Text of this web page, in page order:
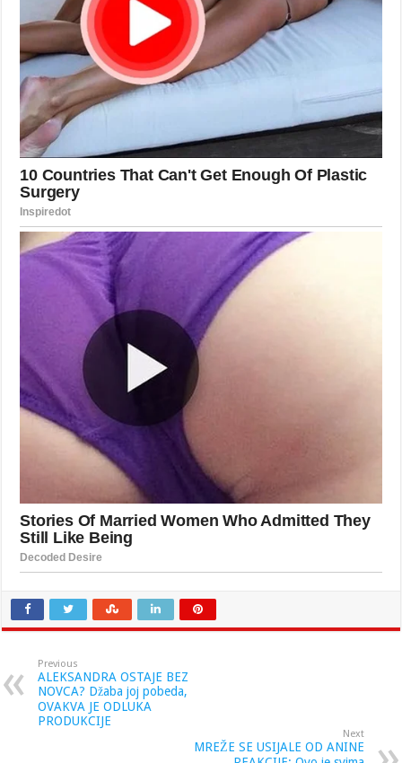
Previous
ALEKSANDRA OSTAJE BEZ
NOVCA? Džaba joj pobeda,
OVAKVA JE ODLUKA
PRODUKCIJE
Next
MREŽE SE USIJALE OD ANINE